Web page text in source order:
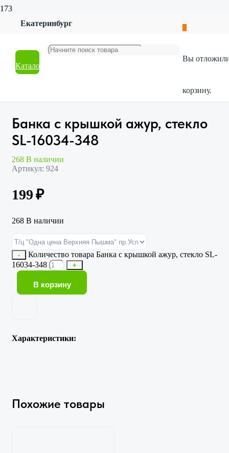
Екатеринбург
Каталог
Вы
корзину.
Посуда
Банка с крышкой ажур, стекло SL-16034-348
Банка с крышкой ажур, стекло
SL-16034-348
268 В наличии
Артикул: 924
199₽
268 В наличии
-
Количество товара Банка с крышкой ажур, стекло SL-
16034-348
+
В корзину
Характеристики:
Похожие товары